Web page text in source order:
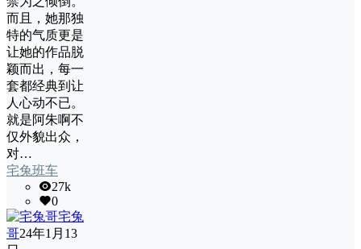
而且，她那独
特的气质更是
让她的作品脱
颖而出，每一
套都经典到让
人心动不已。
就是阿朱啊不
仅外貌出众，
对…
宅兔班车
27k
0
宅兔
哥24年1月13